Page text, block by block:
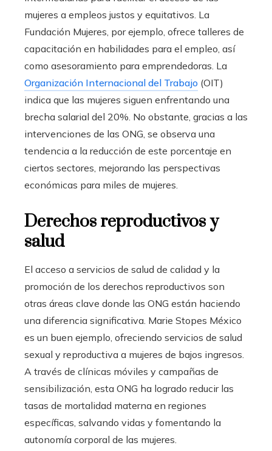
mujeres a empleos justos y equitativos. La
Fundación Mujeres, por ejemplo, ofrece talleres de
capacitación en habilidades para el empleo, así
como asesoramiento para emprendedoras. La
Organización Internacional del Trabajo (OIT)
indica que las mujeres siguen enfrentando una
brecha salarial del 20%. No obstante, gracias a las
intervenciones de las ONG, se observa una
tendencia a la reducción de este porcentaje en
ciertos sectores, mejorando las perspectivas
económicas para miles de mujeres.
Derechos reproductivos y
salud
El acceso a servicios de salud de calidad y la
promoción de los derechos reproductivos son
otras áreas clave donde las ONG están haciendo
una diferencia significativa. Marie Stopes México
es un buen ejemplo, ofreciendo servicios de salud
sexual y reproductiva a mujeres de bajos ingresos.
A través de clínicas móviles y campañas de
sensibilización, esta ONG ha logrado reducir las
tasas de mortalidad materna en regiones
específicas, salvando vidas y fomentando la
autonomía corporal de las mujeres.